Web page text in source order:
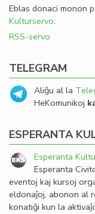
Eblas donaci monon
Kulturservo.
RSS-servo
TELEGRAM
Aliĝu al la
HeKomunikoj
ESPERANTA
Esperanta
Esperanta
eventoj kaj kursoj
eldonaĵoj, abonon al
konatiĝi kun la